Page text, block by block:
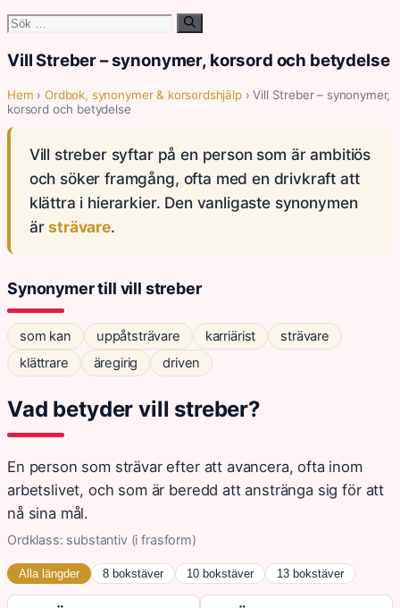
Sök
Vill Streber – synonymer, korsord och betydelse
Hem ›Ordbok, synonymer & korsordshjälp› Vill Streber – synonymer,
korsord och betydelse
Vill streber syftar på en person som är ambitiös
och söker framgång, ofta med en drivkraft att
klättra i hierarkier. Den vanligaste synonymen
ärsträvare.
Synonymer till vill streber
som kan uppåtsträvare karriärist
strävare
klättrare
äregirig driven
Vad betyder vill streber?
En person som strävar efter att avancera, ofta inom
arbetslivet, och som är beredd att anstränga sig för att
nå sina mål.
Ordklass: substantiv (i frasform)
Alla längder 8 bokstäver 10 bokstäver 13 bokstäver